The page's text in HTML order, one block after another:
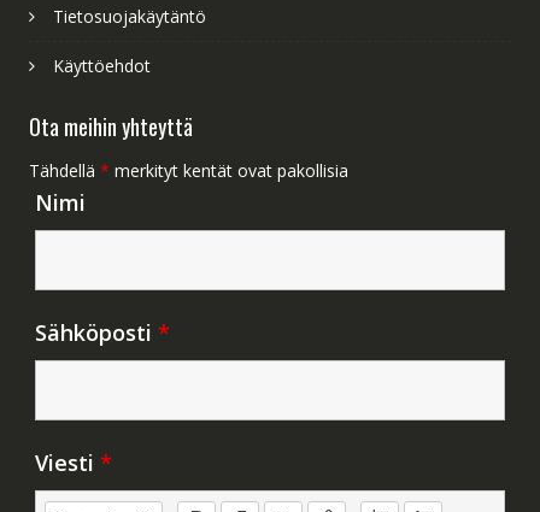
Tietosuojakäytäntö
Käyttöehdot
Ota meihin yhteyttä
Tähdellä * merkityt kentät ovat pakollisia
Nimi
Sähköposti *
Viesti *